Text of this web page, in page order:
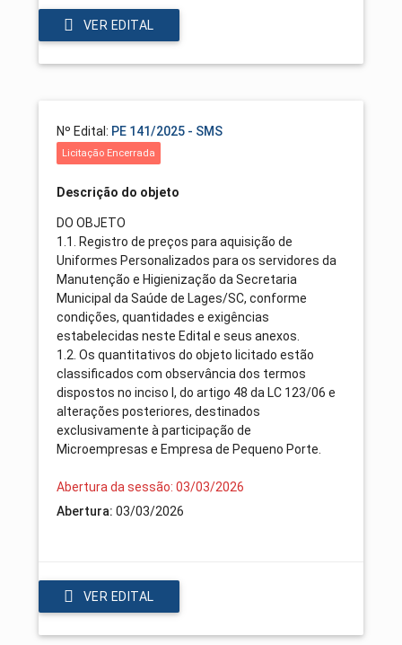
VER EDITAL
Nº Edital: PE 141/2025 - SMS
Licitação Encerrada
Descrição do objeto
DO OBJETO
1.1. Registro de preços para aquisição de
Uniformes Personalizados para os servidores da
Manutenção e Higienização da Secretaria
Municipal da Saúde de Lages/SC, conforme
condições, quantidades e exigências
estabelecidas neste Edital e seus anexos.
1.2. Os quantitativos do objeto licitado estão
classificados com observância dos termos
dispostos no inciso I, do artigo 48 da LC 123/06 e
alterações posteriores, destinados
exclusivamente à participação de
Microempresas e Empresa de Pequeno Porte.
Abertura da sessão: 03/03/2026
Abertura: 03/03/2026
VER EDITAL